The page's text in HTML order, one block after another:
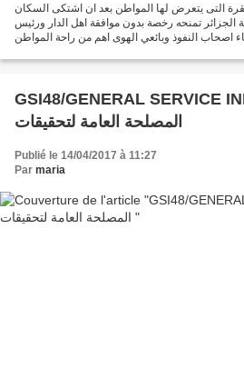
التى يتعرض لها المواطن بعد ان اشتكى السكان
تمنحه رخصة بدون موافقة اهل الدار ورئيس
اصحاب النفوذ وبائعي الهوى اهم من راحة المواطن
GSI48/GENERAL SERVICE
المصلحة العامة لتحقيقات
Publié le 14/04/2017 à 11:27
Par maria